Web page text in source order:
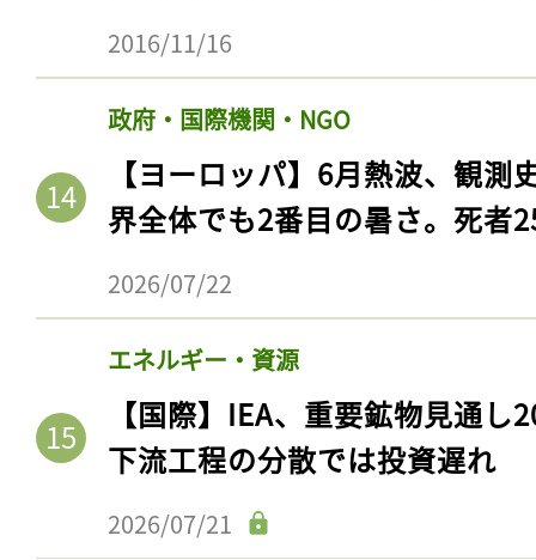
2016/11/16
政府・国際機関・NGO
【ヨーロッパ】6月熱波、観
界全体でも2番目の暑さ。死者
2026/07/22
エネルギー・資源
【国際】IEA、重要鉱物見通
下流工程の分散では投資遅れ
2026/07/21